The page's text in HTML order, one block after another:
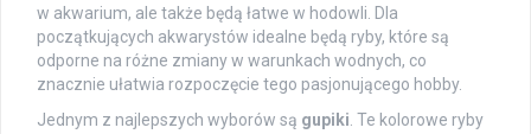
w akwarium, ale także będą łatwe w hodowli. Dla
początkujących akwarystów idealne będą ryby, które są
odporne na różne zmiany w warunkach wodnych, co
znacznie ułatwia rozpoczęcie tego pasjonującego hobby.
Jednym z najlepszych wyborów są gupiki . Te kolorowe ryby